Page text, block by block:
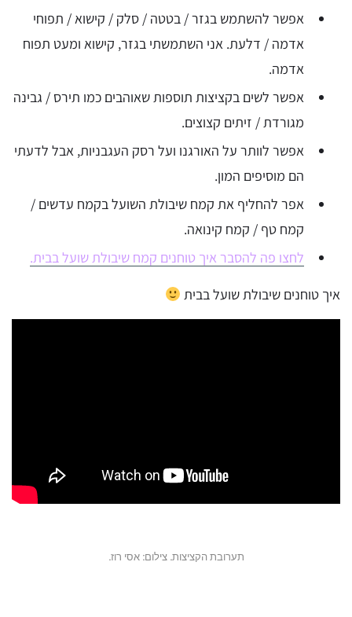
אפשר להשתמש בגזר / בטטה / סלק / קישוא / תפוחי
אדמה / דלעת. אני השתמשתי בגזר, קישוא ומעט תפוח
אדמה.
אפשר לשים בקציצות תוספות שאוהבים כמו תירס / גבינה
מגורדת / זיתים קצוצים.
אפשר לוותר על האורגנו ועל רסק העגבניות, אבל לדעתי
הם מוסיפים המון.
אפר להחליף את קמח שיבולת השועל בקמח עדשים /
קמח טף / קמח קינואה.
לחצו פה להסבר איך טוחנים קמח שיבולת שועל בבית.
איך טוחנים שיבולת שועל בבית
תערובת הקציצות. צילום: אסי רוז.